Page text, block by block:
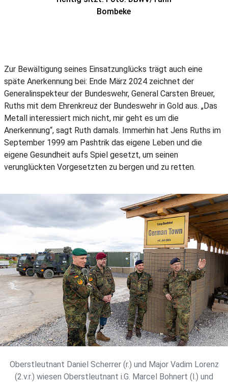
Bombeke
Zur Bewältigung seines Einsatzunglücks trägt auch eine
späte Anerkennung bei: Ende März 2024 zeichnet der
Generalinspekteur der Bundeswehr, General Carsten Breuer,
Ruths mit dem Ehrenkreuz der Bundeswehr in Gold aus. „Das
Metall interessiert mich nicht, mir geht es um die
Anerkennung“, sagt Ruth damals. Immerhin hat Jens Ruths im
September 1999 am Pashtrik das eigene Leben und die
eigene Gesundheit aufs Spiel gesetzt, um seinen
verunglückten Vorgesetzten zu bergen und zu retten.
Oberstleutnant Daniel Scherrer (r.) und Major Vadim Lorenz
(2.v.r.) wiesen Oberstleutnant i.G. Marcel Bohnert (l.) und